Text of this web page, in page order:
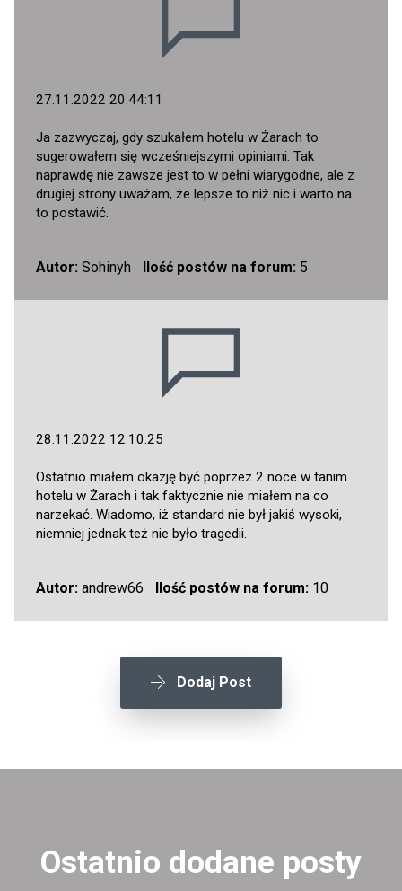
27.11.2022 20:44:11
Ja zazwyczaj, gdy szukałem hotelu w Żarach to
sugerowałem się wcześniejszymi opiniami. Tak
naprawdę nie zawsze jest to w pełni wiarygodne, ale z
drugiej strony uważam, że lepsze to niż nic i warto na
to postawić.
Autor: Sohinyh Ilość postów na forum: 5
28.11.2022 12:10:25
Ostatnio miałem okazję być poprzez 2 noce w tanim
hotelu w Żarach i tak faktycznie nie miałem na co
narzekać. Wiadomo, iż standard nie był jakiś wysoki,
niemniej jednak też nie było tragedii.
Autor: andrew66 Ilość postów na forum:10
Dodaj Post
Ostatnio dodane posty